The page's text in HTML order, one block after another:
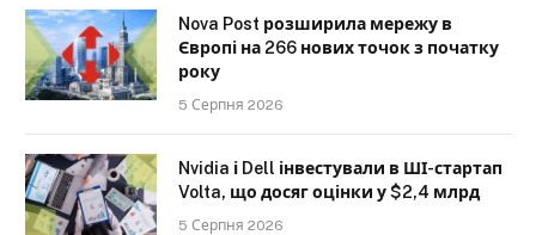
Nova Post розширила мережу в
Європі на 266 нових точок з початку
року
5 Серпня 2026
Nvidia і Dell інвестували в ШІ-стартап
Volta, що досяг оцінки у $2,4 млрд
5 Серпня 2026